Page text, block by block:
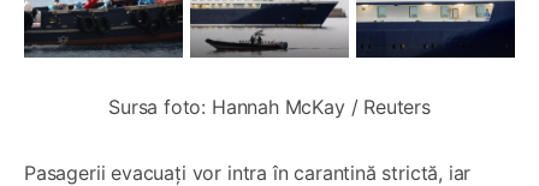
Sursa foto: Hannah McKay / Reuters
Pasagerii evacuați vor intra în carantină strictă, iar